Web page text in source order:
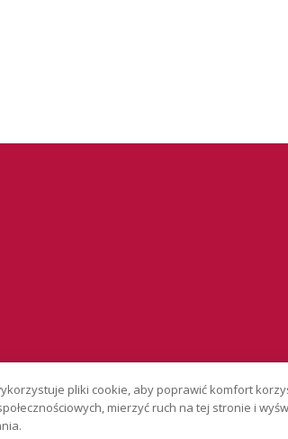
Copyright © 2026
pliki cookie, aby poprawić komfort
mierzyć ruch na tej stronie i